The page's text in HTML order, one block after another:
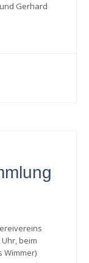
Gerhard
beim
Wimmer)